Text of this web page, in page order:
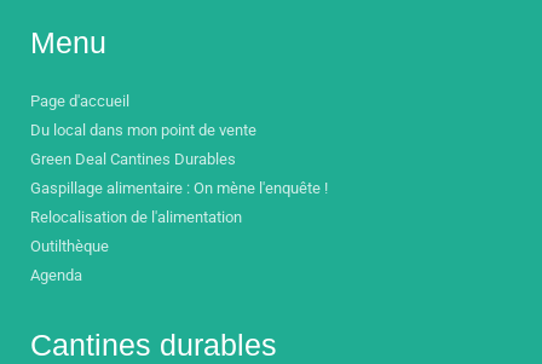
Menu
Page d'accueil
Du local dans mon point de vente
Green Deal Cantines Durables
Gaspillage alimentaire : On mène l'enquête !
Relocalisation de l'alimentation
Outilthèque
Agenda
Cantines durables